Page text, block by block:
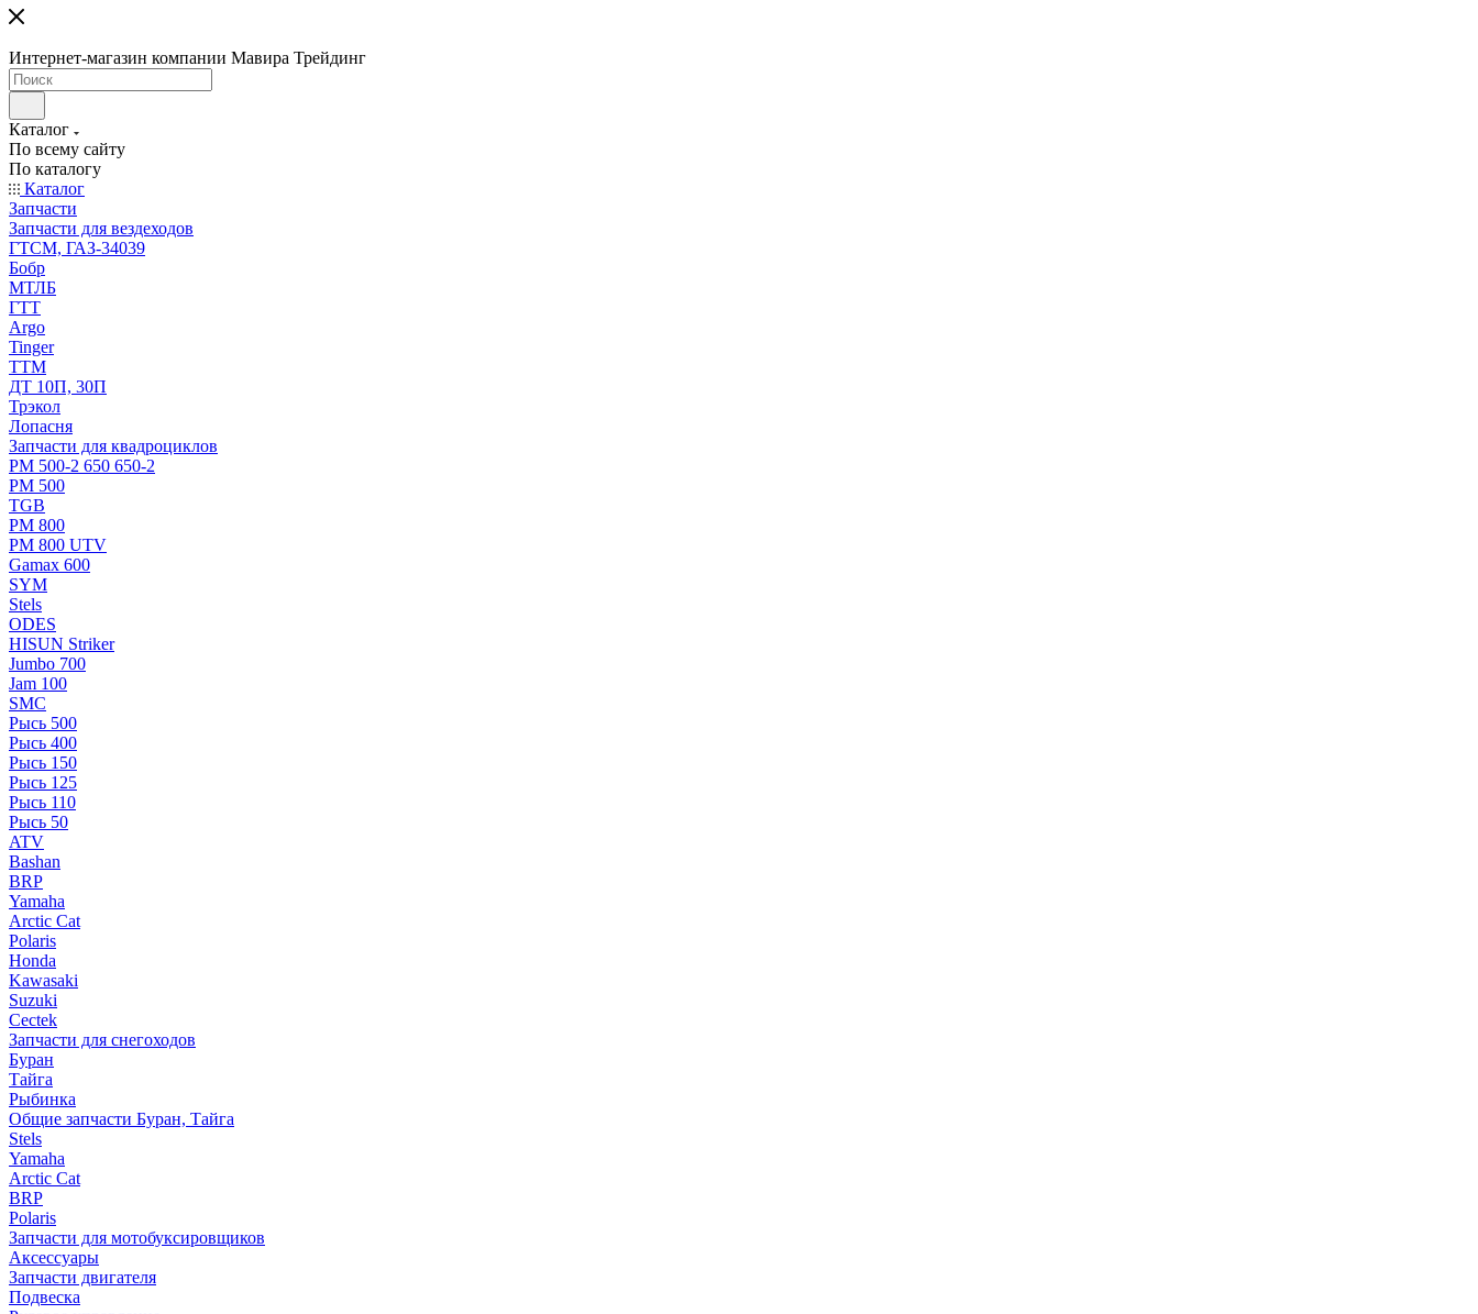
Интернет-магазин компании Мавира Трейдинг
Каталог
По всему сайту
По каталогу
Каталог
Запчасти
Запчасти для вездеходов
ГТСМ, ГАЗ-34039
Бобр
МТЛБ
ГТТ
Argo
Tinger
ТТМ
ДТ 10П, 30П
Трэкол
Лопасня
Запчасти для квадроциклов
РМ 500-2 650 650-2
РМ 500
TGB
РМ 800
РМ 800 UTV
Gamax 600
SYM
Stels
ОDЕS
HISUN Striker
Jumbo 700
Jam 100
SMC
Рысь 500
Рысь 400
Рысь 150
Рысь 125
Рысь 110
Рысь 50
ATV
Bashan
BRP
Yamaha
Arctic Cat
Polaris
Honda
Kawasaki
Suzuki
Cectek
Запчасти для снегоходов
Буран
Тайга
Рыбинка
Общие запчасти Буран, Тайга
Stels
Yamaha
Arctic Cat
BRP
Polaris
Запчасти для мотобуксировщиков
Аксессуары
Запчасти двигателя
Подвеска